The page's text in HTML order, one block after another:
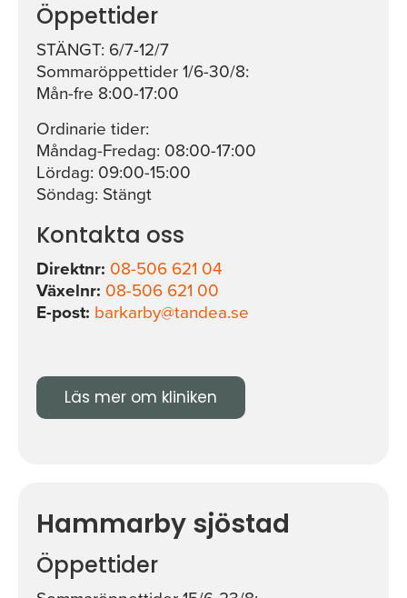
Öppettider
STÄNGT: 6/7-12/7
Sommaröppettider 1/6-30/8:
Mån-fre 8:00-17:00
Ordinarie tider:
Måndag-Fredag: 08:00-17:00
Lördag: 09:00-15:00
Söndag: Stängt
Kontakta oss
Direktnr: 08-506 621 04
Växelnr: 08-506 621 00
E-post: barkarby@tandea.se
Läs mer om kliniken
Hammarby sjöstad
Öppettider